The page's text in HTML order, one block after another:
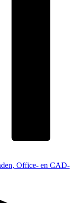
Office- en CAD-